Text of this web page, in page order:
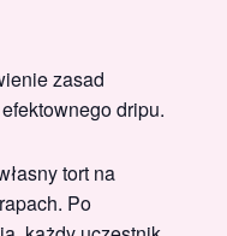
zasad
dripu.
tort na
Po